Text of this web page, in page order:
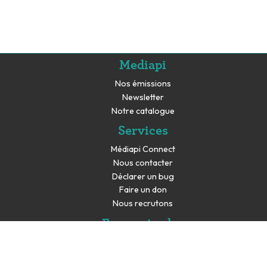
Mediapi
Nos émissions
Newsletter
Notre catalogue
Services
Médiapi Connect
Nous contacter
Déclarer un bug
Faire un don
Nous recrutons
En savoir plus